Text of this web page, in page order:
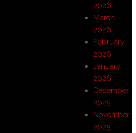
2026
March
2026
February
2026
January
2026
December
2025
November
2025